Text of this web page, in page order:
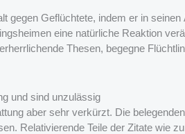
gegen Geflüchtete, indem er in
eine natürliche Reaktion
Thesen, begegne
und sind unzulässig
aber sehr verkürzt. Die
Relativierende Teile der Zitate wie